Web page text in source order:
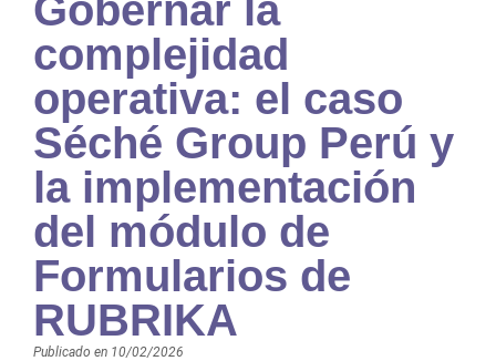
Gobernar la
complejidad
operativa: el caso
Séché Group Perú y
la implementación
del módulo de
Formularios de
RUBRIKA
Publicado en 10/02/2026